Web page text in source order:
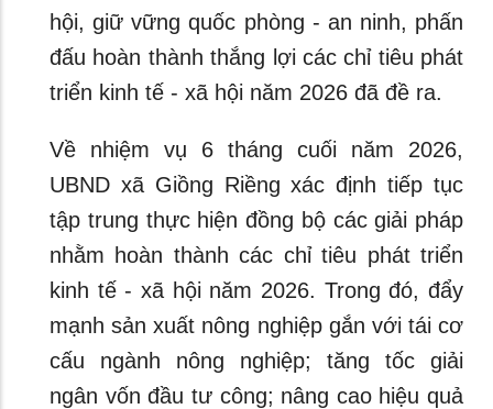
hội, giữ vững quốc phòng - an ninh, phấn
đấu hoàn thành thắng lợi các chỉ tiêu phát
triển kinh tế - xã hội năm 2026 đã đề ra.
Về nhiệm vụ 6 tháng cuối năm 2026,
UBND xã Giồng Riềng xác định tiếp tục
tập trung thực hiện đồng bộ các giải pháp
nhằm hoàn thành các chỉ tiêu phát triển
kinh tế - xã hội năm 2026. Trong đó, đẩy
mạnh sản xuất nông nghiệp gắn với tái cơ
cấu ngành nông nghiệp; tăng tốc giải
ngân vốn đầu tư công; nâng cao hiệu quả